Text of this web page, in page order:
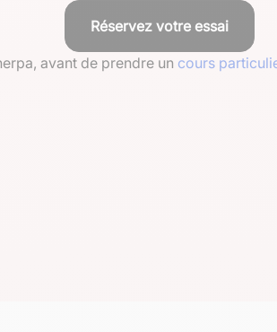
Réservez votre essai
avant de prendre un cours